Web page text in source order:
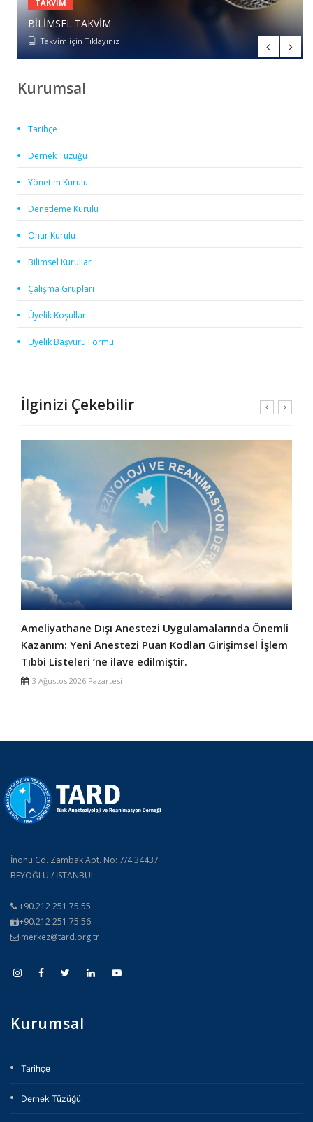
TAKVIM
BILIMSEL TAKVIM
Takvim için Tıklayınız
ÜYELIK BAŞVURUSU
Form için Tıklayınız
Kurumsal
Tarihçe
Dernek Tüzüğü
Yönetim Kurulu
Denetleme Kurulu
Onur Kurulu
Bilimsel Kurullar
Çalışma Grupları
Üyelik Koşulları
Üyelik Başvuru Formu
İlginizi Çekebilir
Ameliyathane Dışı Anestezi Uygulamalarında Önemli
Kazanım: Yeni Anestezi Puan Kodları Girişimsel İşlem
Tıbbi Listeleri ‘ne ilave edilmiştir.
3 Ağustos 2026 Pazartesi
İnönü Cd. Zambak Apt. No: 7/4 34437
BEYOĞLU / İSTANBUL
+90.212 251 75 55
+90.212 251 75 56
merkez@tard.org.tr
Kurumsal
Tarihçe
Dernek Tüzüğü